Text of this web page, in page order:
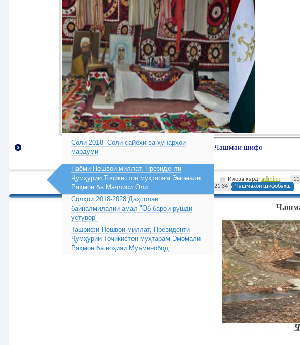
Соли 2018- Соли сайёҳи ва ҳунарҳои
мардуми
Паёми Пешвои миллат, Президенти
Ҷумҳурии Тоҷикистон муҳтарам Эмомали
Раҳмон ба Маҷлиси Оли
Солҳои 2018-2028 Даҳсолаи
байналмилалии амал "Об барои рушди
устувор"
Ташрифи Пешвои миллат, Президенти
Ҷумҳурии Тоҷикистон муҳтарам Эмомали
Раҳмон ба ноҳияи Муъминобод
Чашмаи шифо
Илова кард:adminn
21:34
Чашмахои шифобахш